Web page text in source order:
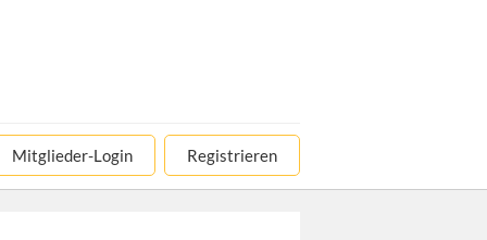
Mitglieder-Login Registrieren